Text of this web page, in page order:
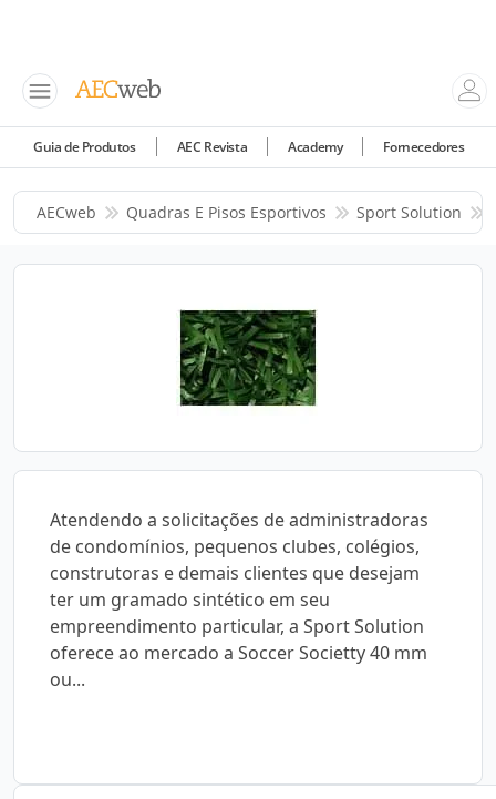
Guia de Produtos AEC Revista Academy Fornecedores
AECweb Quadras E Pisos Esportivos Sport Solution
Atendendo a solicitações de administradoras
de condomínios, pequenos clubes, colégios,
construtoras e demais clientes que desejam
ter um gramado sintético em seu
empreendimento particular, a Sport Solution
oferece ao mercado a Soccer Societty 40 mm
ou...